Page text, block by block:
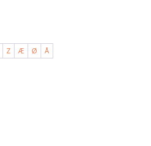
Z Æ Ø Å